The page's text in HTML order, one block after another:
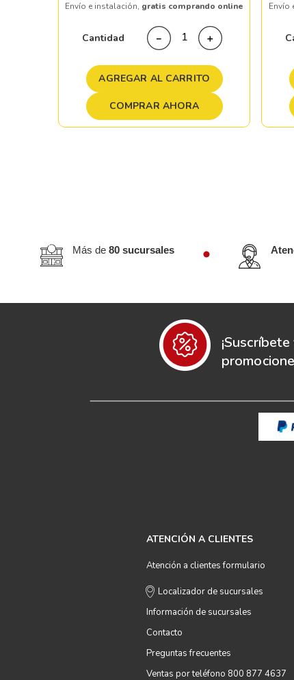
Envío e instalación, gratis comprando online
Cantidad ＋
－
AGREGAR AL CARRITO
COMPRAR AHORA
Envío
Más de 80 sucursales
ATENCIÓN A CLIENTES
Atención a clientes formulario
Localizador de sucursales
Información de sucursales
Contacto
Preguntas frecuentes
Ventas por teléfono 800 877 4637